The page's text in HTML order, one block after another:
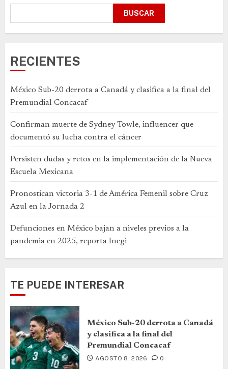
BUSCAR
RECIENTES
México Sub-20 derrota a Canadá y clasifica a la final del
Premundial Concacaf
Confirman muerte de Sydney Towle, influencer que
documentó su lucha contra el cáncer
Persisten dudas y retos en la implementación de la Nueva
Escuela Mexicana
Pronostican victoria 3-1 de América Femenil sobre Cruz
Azul en la Jornada 2
Defunciones en México bajan a niveles previos a la
pandemia en 2025, reporta Inegi
TE PUEDE INTERESAR
México Sub-20 derrota a Canadá
y clasifica a la final del
Premundial Concacaf
AGOSTO 8, 2026 0